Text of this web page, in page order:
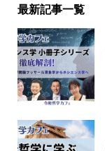
最新記事一覧